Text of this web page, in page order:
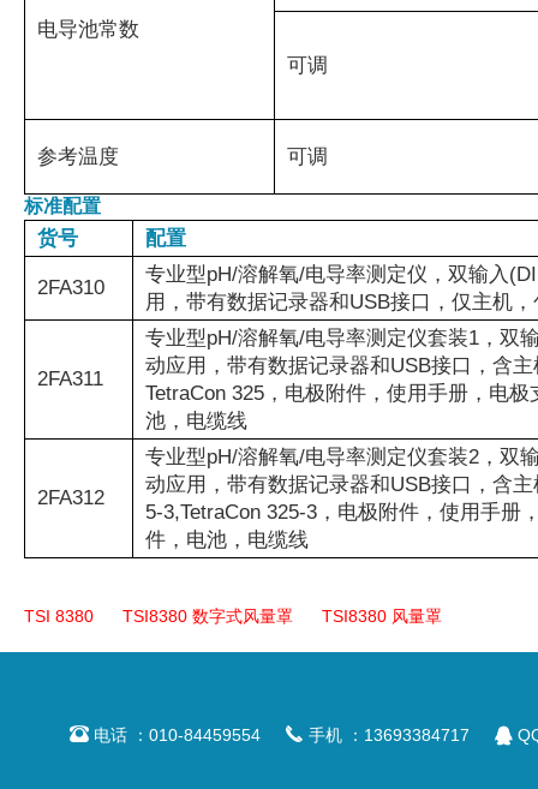
电导池常数
可调
参考温度 可调
标准配置
货号 配置
2FA310
专业型pH/溶解氧/电导率测定仪，双输入
用，带有数据记录器和USB接口，仅主机
2FA311
专业型pH/溶解氧/电导率测定仪套装1，双
动应用，带有数据记录器和USB接口，含
TetraCon 325，电极附件，使用手册，电
池，电缆线
2FA312
专业型pH/溶解氧/电导率测定仪套装2，双
动应用，带有数据记录器和USB接口，含
5-3,TetraCon 325-3，电极附件，使用手册
件，电池，电缆线
TSI 8380 TSI8380 数字式风量罩 TSI8380 风量罩
电话 ：010-84459554  手机 ：13693384717 